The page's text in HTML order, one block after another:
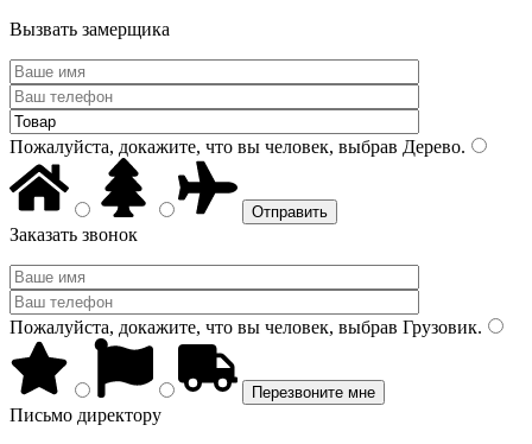
Вызвать замерщика
Пожалуйста, докажите, что вы человек, выбрав Дерево.
Заказать звонок
Пожалуйста, докажите, что вы человек, выбрав Грузовик.
Письмо директору